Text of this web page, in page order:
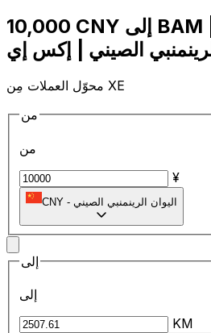
10,000 CNY إلى BAM | حوِّل - إلى اليوان
محوّل العملات مِن XE
من
من
¥
CNY - اليوان الرينمنبي الصيني
إلى
إلى
KM